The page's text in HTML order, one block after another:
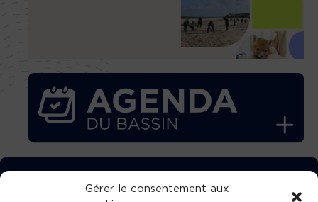
Gérer le consentement aux
TÉLÉCHARGEZ GRATUITEMENT